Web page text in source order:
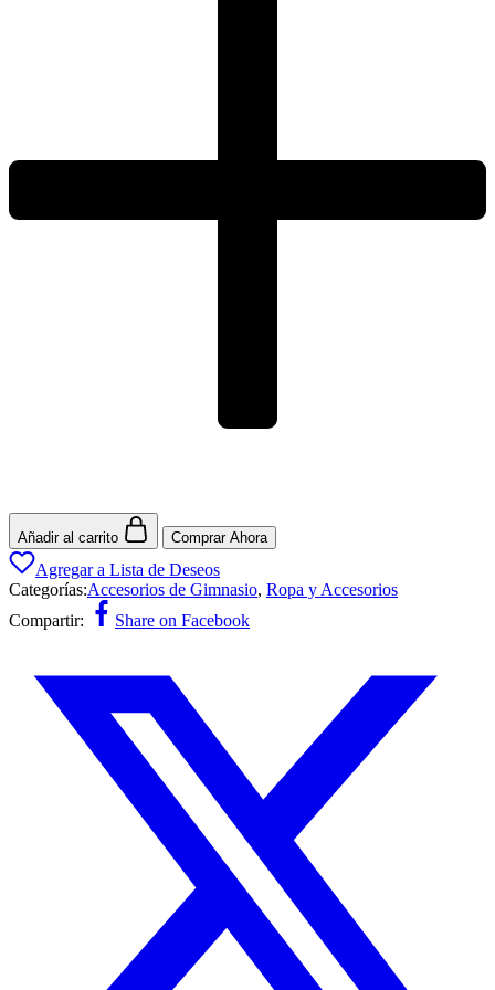
Añadir al carrito Comprar Ahora
Agregar a Lista de Deseos
Categorías:Accesorios de Gimnasio, Ropa y Accesorios
Compartir:
Share on Facebook